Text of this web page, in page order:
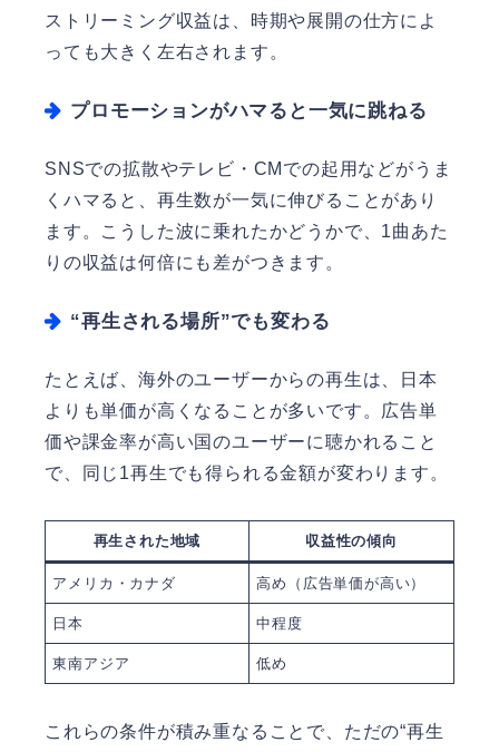
ストリーミング収益は、時期や展開の仕方によ
っても大きく左右されます。
プロモーションがハマると一気に跳ねる
SNSでの拡散やテレビ・CMでの起用などがうま
くハマると、再生数が一気に伸びることがあり
ます。こうした波に乗れたかどうかで、1曲あた
りの収益は何倍にも差がつきます。
“再生される場所”でも変わる
たとえば、海外のユーザーからの再生は、日本
よりも単価が高くなることが多いです。広告単
価や課金率が高い国のユーザーに聴かれること
で、同じ1再生でも得られる金額が変わります。
再生された地域 収益性の傾向
アメリカ・カナダ 高め（広告単価が高い）
日本 中程度
東南アジア 低め
これらの条件が積み重なることで、ただの“再生